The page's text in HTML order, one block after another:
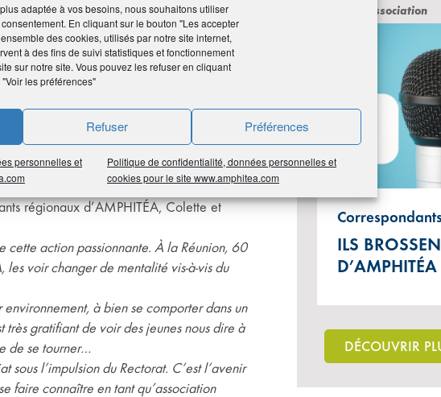
adaptée à vos besoins, nous souhaitons utiliser
En cliquant sur le bouton "Les accepter
des cookies, utilisés par notre site internet,
à des fins de suivi statistiques et fonctionnement
sur notre site. Vous pouvez les refuser en cliquant
les préférences"
Refuser Préférences
personnelles et
Politique de confidentialité, données personnelles et
cookies pour le site www.amphitea.com
d’EPA Réunion, ainsi que
la création de 23 mini-entreprises !
l’action Alum’ali de valorisation de
à créer des supports de téléphones et
du CM1 à la 6e.
régionaux d’AMPHITÉA, Colette et
cette action passionnante. À la Réunion, 60
les voir changer de mentalité vis-à-vis du
à bien se comporter dans un
gratifiant de voir des jeunes nous dire à
de se tourner…
sous l’impulsion du Rectorat. C’est l’avenir
faire connaître en tant qu’association
#Vie de l'Association
ILS
D’AMPHITÉA
DÉCOUVRIR